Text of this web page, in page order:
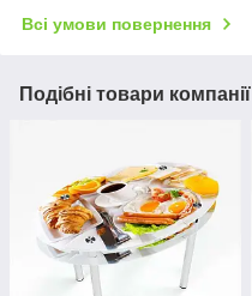
Всі умови повернення
Подібні товари компанії